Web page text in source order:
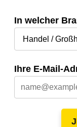
In welcher
Ihre E-Mail-